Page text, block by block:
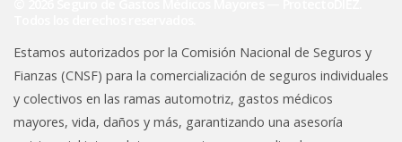
Estamos autorizados por la Comisión Nacional de Seguros y
Fianzas (CNSF) para la comercialización de seguros individuales
y colectivos en las ramas automotriz, gastos médicos
mayores, vida, daños y más, garantizando una asesoría